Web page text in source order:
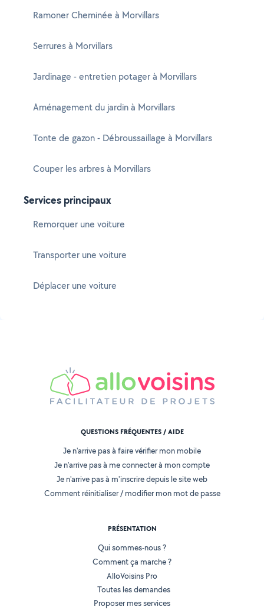
Ramoner Cheminée à Morvillars
Serrures à Morvillars
Jardinage - entretien potager à Morvillars
Aménagement du jardin à Morvillars
Tonte de gazon - Débroussaillage à Morvillars
Couper les arbres à Morvillars
Services principaux
Remorquer une voiture
Transporter une voiture
Déplacer une voiture
QUESTIONS FRÉQUENTES / AIDE
Je n'arrive pas à faire vérifier mon mobile
Je n'arrive pas à me connecter à mon compte
Je n'arrive pas à m'inscrire depuis le site web
Comment réinitialiser / modifier mon mot de passe
PRÉSENTATION
Qui sommes-nous ?
Comment ça marche ?
AlloVoisins Pro
Toutes les demandes
Proposer mes services